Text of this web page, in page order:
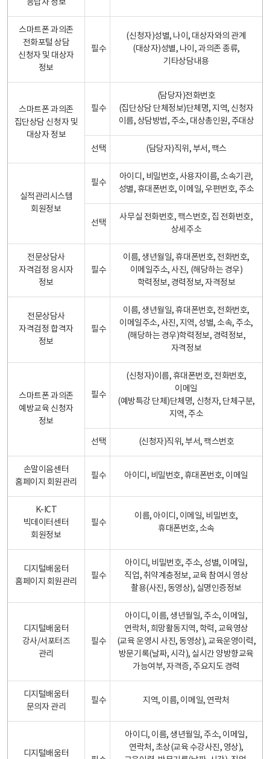
응답자 정보
스마트폰 과의존
전화포털 상담
신청자 및 대상자
정보
필수
(신청자)성별, 나이, 대상자와의 관계
(대상자)성별, 나이, 과의존 종류,
기타상담내용
스마트폰 과의존
집단상담 신청자 및
대상자 정보
필수
(담당자)전화번호
(집단상담 단체정보)단체명, 지역, 신청자
이름, 상담방법, 주소, 대상총인원, 주대상
선택 (담당자)직위, 부서, 팩스
실적관리시스템
회원정보
필수
아이디, 비밀번호, 사용자이름, 소속기관,
성별, 휴대폰번호, 이메일, 우편번호, 주소
선택
사무실 전화번호, 팩스번호, 집 전화번호,
상세주소
전문상담사
자격검정 응시자
정보
필수
이름, 생년월일, 휴대폰번호, 전화번호,
이메일주소, 사진, (해당하는 경우)
학력정보, 경력정보, 자격정보
전문상담사
자격검정 합격자
정보
필수
이름, 생년월일, 휴대폰번호, 전화번호,
이메일주소, 사진, 지역, 성별, 소속, 주소,
(해당하는 경우)학력정보, 경력정보,
자격정보
스마트폰 과의존
예방교육 신청자
정보
필수
(신청자)이름, 휴대폰번호, 전화번호,
이메일
(예방특강 단체)단체명, 신청자, 단체구분,
지역, 주소
선택 (신청자)직위, 부서, 팩스번호
손말이음센터
홈페이지 회원관리
필수 아이디, 비밀번호, 휴대폰번호, 이메일
K-ICT
빅데이터센터
회원정보
필수
이름, 아이디, 이메일, 비밀번호,
휴대폰번호, 소속
디지털배움터
홈페이지 회원관리
필수
아이디, 비밀번호, 주소, 성별, 이메일,
직업, 취약계층정보, 교육 참여시 영상
촬용(사진, 동영상), 실명인증정보
디지털배움터
강사/서포터즈
관리
필수
아이디, 이름, 생년월일, 주소, 이메일,
연락처, 희망활동지역, 학력, 교육영상
(교육 운영시 사진, 동영상), 교육운영이력,
방문기록(날짜, 시각), 실시간 양방향교육
가능여부, 자격증, 주요지도 경력
디지털배움터
문의자 관리
필수 지역, 이름, 이메일, 연락처
디지털배움터
아이디, 이름, 생년월일, 주소, 이메일,
연락처, 초상(교육 수강사진, 영상),